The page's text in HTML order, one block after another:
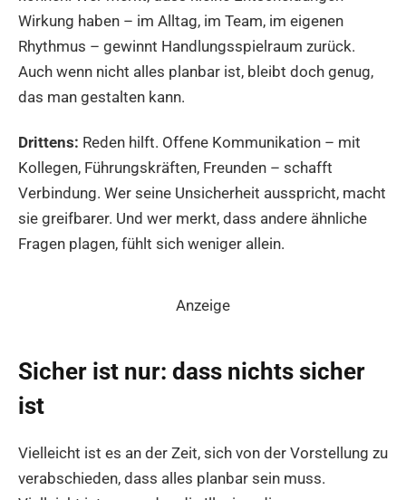
Wirkung haben – im Alltag, im Team, im eigenen
Rhythmus – gewinnt Handlungsspielraum zurück.
Auch wenn nicht alles planbar ist, bleibt doch genug,
das man gestalten kann.
Drittens: Reden hilft. Offene Kommunikation – mit
Kollegen, Führungskräften, Freunden – schafft
Verbindung. Wer seine Unsicherheit ausspricht, macht
sie greifbarer. Und wer merkt, dass andere ähnliche
Fragen plagen, fühlt sich weniger allein.
Anzeige
Sicher ist nur: dass nichts sicher
ist
Vielleicht ist es an der Zeit, sich von der Vorstellung zu
verabschieden, dass alles planbar sein muss.